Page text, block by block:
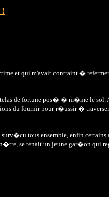
et qui m'avait contraint �
de fortune pos� � m�me le
du fournir pour r�ussir �
tous ensemble, enfin
se tenait un jeune gar�on qui